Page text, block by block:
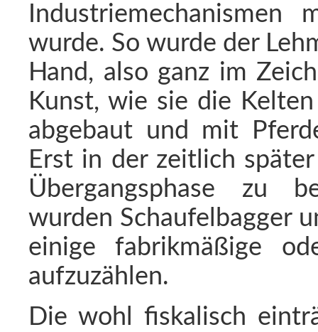
wurde. So wurde der
Hand, also ganz im
Kunst, wie sie die
abgebaut und mit
Erst in der zeitlich
Übergangsphase zu
wurden Schaufelbagger
einige fabrikmäßige
aufzuzählen.
Die wohl fiskalisch